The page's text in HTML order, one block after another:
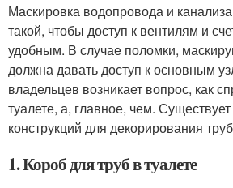
Маскировка водопровода и
такой, чтобы доступ к вентилям и
удобным. В случае поломки,
должна давать доступ к основным
владельцев возникает вопрос, как
туалете, а, главное, чем.
конструкций для декорирования
1. Короб для труб в туалете